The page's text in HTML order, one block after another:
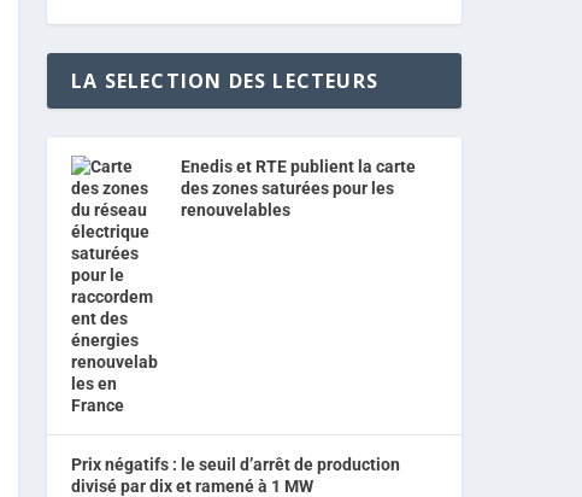
LA SELECTION DES LECTEURS
Enedis et RTE publient la carte
des zones saturées pour les
renouvelables
Prix négatifs : le seuil d’arrêt de production
divisé par dix et ramené à 1 MW